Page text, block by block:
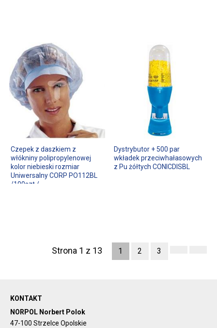
Czepek z daszkiem z
włókniny polipropylenowej
kolor niebieski rozmiar
Uniwersalny CORP PO112BL
/100szt./
Dystrybutor + 500 par
wkładek przeciwhałasowych
z Pu żółtych CONICDISBL
Strona 1 z 13 1 2 3
KONTAKT
NORPOL Norbert Polok
47-100 Strzelce Opolskie